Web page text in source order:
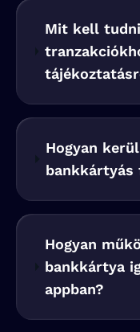
Mit kell
Hogyan
bankkártyás
Hogyan
bankkártya
appban?